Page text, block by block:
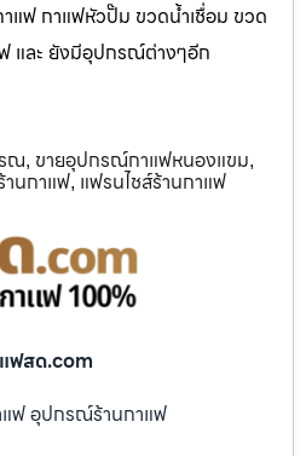
าแฟ กาแฟหัวปั๊ม ขวดน้ำเชื่อม ขวด
และ ยังมีอุปกรณ์ต่างๆอีก
ณ, ขายอุปกรณ์กาแฟหนองแขม,
านกาแฟ, แฟรนไชส์ร้านกาแฟ
ฟสด.com
แฟ อุปกรณ์ร้านกาแฟ